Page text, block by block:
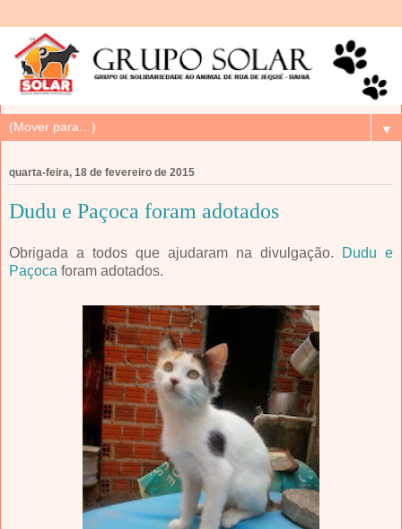
▼
quarta-feira, 18 de fevereiro de 2015
Dudu e Paçoca foram adotados
Obrigada a todos que ajudaram na divulgação.
Dudu e
Paçoca foram adotados.